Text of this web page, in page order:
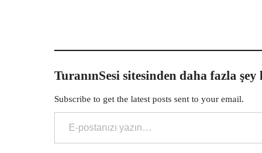
TuranınSesi sitesinden daha fazla şey
Subscribe to get the latest posts sent to your email.
E-postanızı yazın…